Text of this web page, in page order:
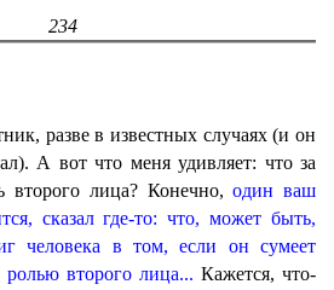
234
разве в известных случаях (и он
А вот что меня удивляет: что за
второго лица? Конечно,один ваш
сказал где-то: что, может быть,
человека в том, если он сумеет
второго лица... Кажется, что-